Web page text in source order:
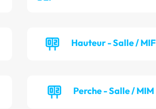
Hauteur - Salle / MIF
Perche - Salle / MIM